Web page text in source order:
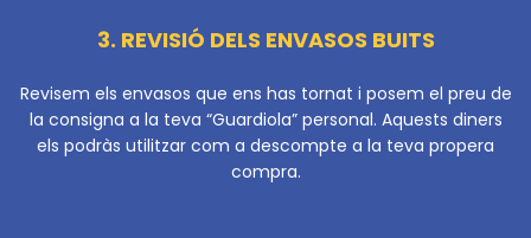
3. REVISIÓ DELS ENVASOS BUITS
Revisem els envasos que ens has tornat i posem el preu de
la consigna a la teva “Guardiola” personal. Aquests diners
els podràs utilitzar com a descompte a la teva propera
compra.